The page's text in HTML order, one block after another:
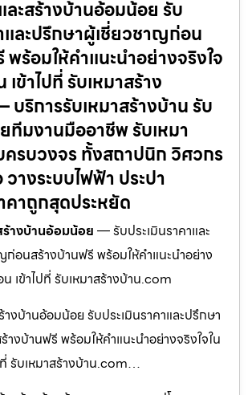
ะสร้างบ้านอ้อมน้อย รับ
และปรึกษาผู้เชี่ยวชาญก่อน
ร้อมให้คำแนะนำอย่างจริงใจ
ข้าไปที่ รับเหมาสร้าง
ริการรับเหมาสร้างบ้าน รับ
ทีมงานมืออาชีพ รับเหมา
รบวงจร ทั้งสถาปนิก วิศวกร
างระบบไฟฟ้า ประปา
คาถูกสุดประหยัด
างบ้านอ้อมน้อย — รับประเมินราคาและ
อนสร้างบ้านฟรี พร้อมให้คำแนะนำอย่าง
เข้าไปที่ รับเหมาสร้างบ้าน.com
งบ้านอ้อมน้อย รับประเมินราคาและปรึกษา
งบ้านฟรี พร้อมให้คำแนะนำอย่างจริงใจใน
รับเหมาสร้างบ้าน.com…